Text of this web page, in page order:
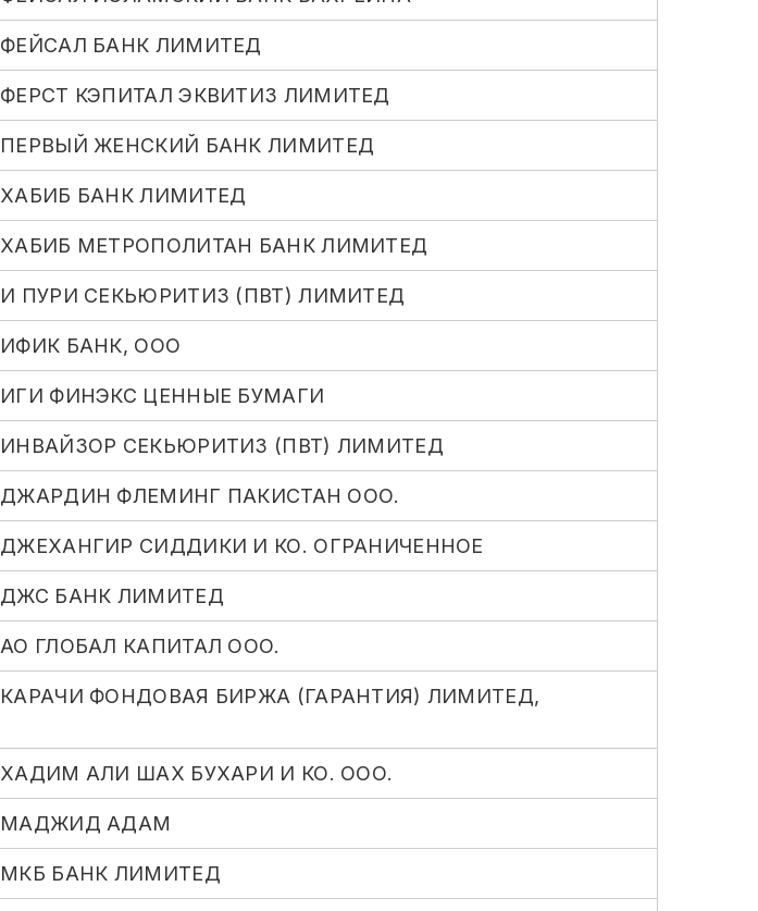
ФЕЙСАЛ БАНК ЛИМИТЕД
ФЕРСТ КЭПИТАЛ ЭКВИТИЗ ЛИМИТЕД
ПЕРВЫЙ ЖЕНСКИЙ БАНК ЛИМИТЕД
ХАБИБ БАНК ЛИМИТЕД
ХАБИБ МЕТРОПОЛИТАН БАНК ЛИМИТЕД
И ПУРИ СЕКЬЮРИТИЗ (ПВТ) ЛИМИТЕД
ИФИК БАНК, ООО
ИГИ ФИНЭКС ЦЕННЫЕ БУМАГИ
ИНВАЙЗОР СЕКЬЮРИТИЗ (ПВТ) ЛИМИТЕД
ДЖАРДИН ФЛЕМИНГ ПАКИСТАН ООО.
ДЖЕХАНГИР СИДДИКИ И КО. ОГРАНИЧЕННОЕ
ДЖС БАНК ЛИМИТЕД
АО ГЛОБАЛ КАПИТАЛ ООО.
КАРАЧИ ФОНДОВАЯ БИРЖА (ГАРАНТИЯ) ЛИМИТЕД,
ХАДИМ АЛИ ШАХ БУХАРИ И КО. ООО.
МАДЖИД АДАМ
МКБ БАНК ЛИМИТЕД